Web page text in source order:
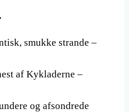
smukke strande –
af Kykladerne –
og afsondrede